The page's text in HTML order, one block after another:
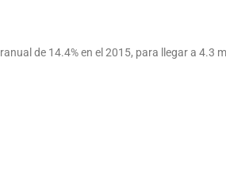
de 14.4% en el 2015, para llegar a 4.3